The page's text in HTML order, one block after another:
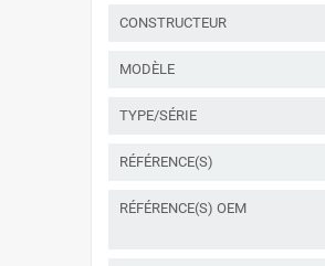
CONSTRUCTEUR
MODÈLE
TYPE/SÉRIE
RÉFÉRENCE(S)
RÉFÉRENCE(S) OEM